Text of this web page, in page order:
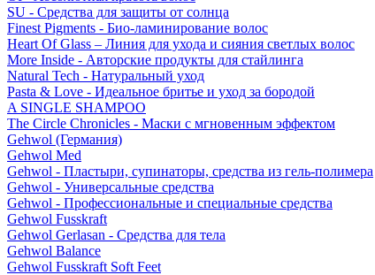
SU - Средства для защиты от солнца
Finest Pigments - Био-ламинирование волос
Heart Of Glass – Линия для ухода и сияния светлых волос
More Inside - Авторские продукты для стайлинга
Natural Tech - Натуральный уход
Pasta & Love - Идеальное бритье и уход за бородой
A SINGLE SHAMPOO
The Circle Chronicles - Маски с мгновенным эффектом
Gehwol (Германия)
Gehwol Med
Gehwol - Пластыри, супинаторы, средства из гель-полимера
Gehwol - Универсальные средства
Gehwol - Профессиональные и специальные средства
Gehwol Fusskraft
Gehwol Gerlasan - Средства для тела
Gehwol Balance
Gehwol Fusskraft Soft Feet